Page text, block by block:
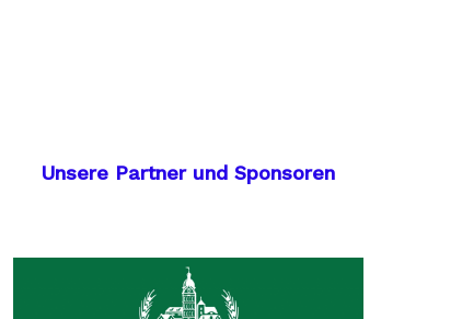
Unsere Partner und Sponsoren